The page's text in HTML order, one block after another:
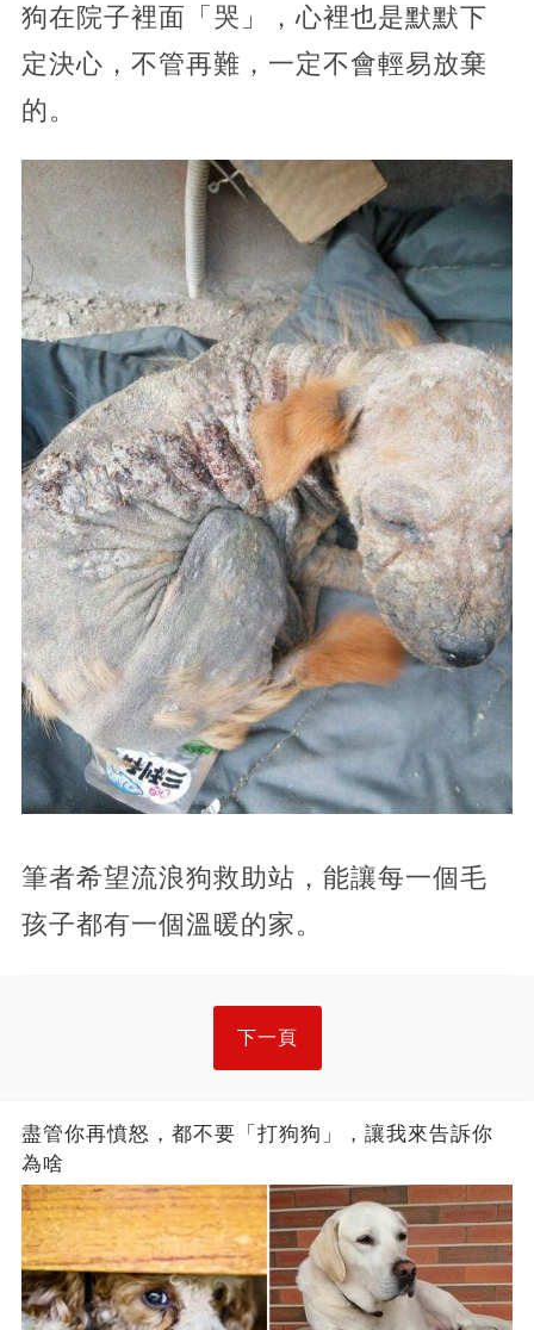
狗在院子裡面「哭」，心裡也是默默下
定決心，不管再難，一定不會輕易放棄
的。
筆者希望流浪狗救助站，能讓每一個毛
孩子都有一個溫暖的家。
下一頁
盡管你再憤怒，都不要「打狗狗」，讓我來告訴你
為啥